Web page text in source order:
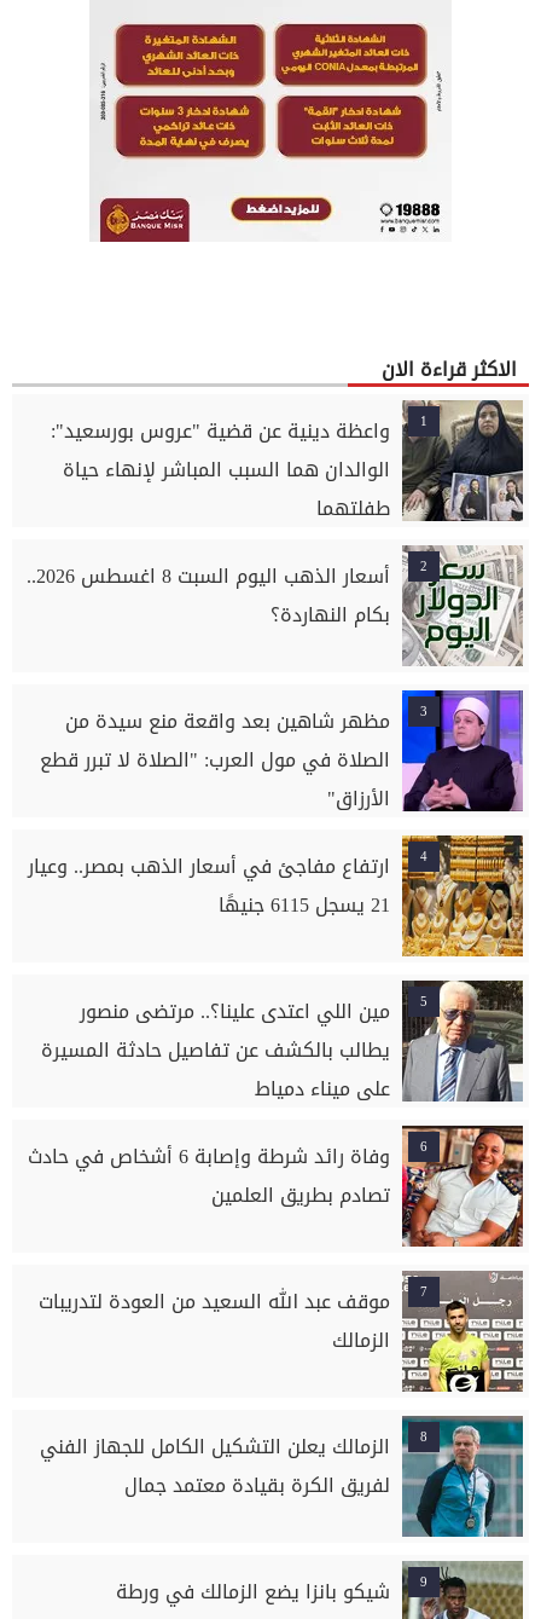
الاكثر قراءة الان
1
واعظة دينية عن قضية "عروس بورسعيد":
الوالدان هما السبب المباشر لإنهاء حياة
طفلتهما
2
أسعار الذهب اليوم السبت 8 اغسطس 2026..
بكام النهاردة؟
3
مظهر شاهين بعد واقعة منع سيدة من
الصلاة في مول العرب: "الصلاة لا تبرر قطع
الأرزاق"
4
ارتفاع مفاجئ في أسعار الذهب بمصر.. وعيار
21 يسجل 6115 جنيهًا
5
مين اللي اعتدى علينا؟.. مرتضى منصور
يطالب بالكشف عن تفاصيل حادثة المسيرة
على ميناء دمياط
6
وفاة رائد شرطة وإصابة 6 أشخاص في حادث
تصادم بطريق العلمين
7
موقف عبد الله السعيد من العودة لتدريبات
الزمالك
8
الزمالك يعلن التشكيل الكامل للجهاز الفني
لفريق الكرة بقيادة معتمد جمال
9 شيكو بانزا يضع الزمالك في ورطة